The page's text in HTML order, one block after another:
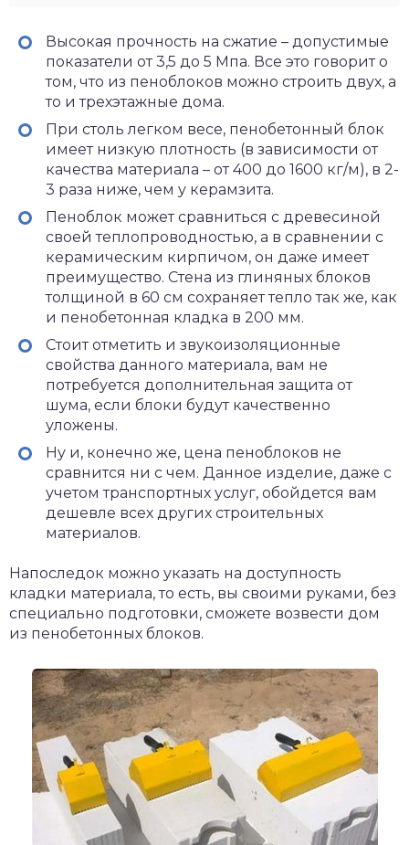
Высокая прочность на сжатие – допустимые
показатели от 3,5 до 5 Мпа. Все это говорит о
том, что из пеноблоков можно строить двух, а
то и трехэтажные дома.
При столь легком весе, пенобетонный блок
имеет низкую плотность (в зависимости от
качества материала – от 400 до 1600 кг/м), в 2-
3 раза ниже, чем у керамзита.
Пеноблок может сравниться с древесиной
своей теплопроводностью, а в сравнении с
керамическим кирпичом, он даже имеет
преимущество. Стена из глиняных блоков
толщиной в 60 см сохраняет тепло так же, как
и пенобетонная кладка в 200 мм.
Стоит отметить и звукоизоляционные
свойства данного материала, вам не
потребуется дополнительная защита от
шума, если блоки будут качественно
уложены.
Ну и, конечно же, цена пеноблоков не
сравнится ни с чем. Данное изделие, даже с
учетом транспортных услуг, обойдется вам
дешевле всех других строительных
материалов.
Напоследок можно указать на доступность
кладки материала, то есть, вы своими руками, без
специально подготовки, сможете возвести дом
из пенобетонных блоков.